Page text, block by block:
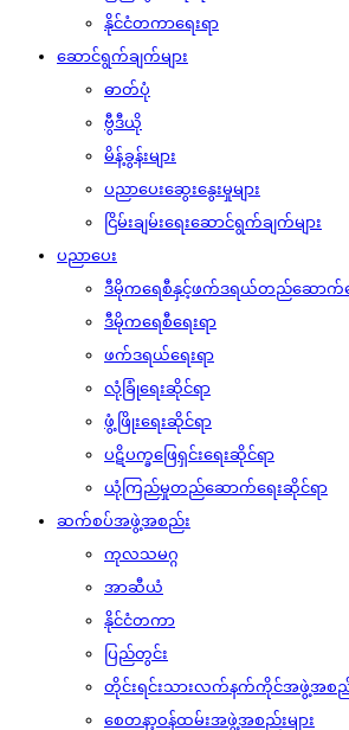
နိုင်ငံတကာရေးရာ
ဆောင်ရွက်ချက်များ
ဓာတ်ပုံ
ဗွီဒီယို
မိန့်ခွန်းများ
ပညာပေးဆွေးနွေးမှုများ
ငြိမ်းချမ်းရေးဆောင်ရွက်ချက်များ
ပညာပေး
ဒီမိုကရေစီနှင့်ဖက်ဒရယ်တည်ဆောက်‌ရေ
ဒီမိုကရေစီရေးရာ
ဖက်ဒရယ်ရေးရာ
လုံခြုံရေးဆိုင်ရာ
ဖွံ့ဖြိုးရေးဆိုင်ရာ
ပဋိပက္ခဖြေရှင်းရေးဆိုင်ရာ
ယုံကြည်မှုတည်ဆောက်ရေးဆိုင်ရာ
ဆက်စပ်အဖွဲ့အစည်း
ကုလသမဂ္ဂ
အာဆီယံ
နိုင်ငံတကာ
ပြည်တွင်း
တိုင်းရင်းသားလက်နက်ကိုင်အဖွဲ့အစည်း
စေတနာ့ဝန်ထမ်းအဖွဲ့အစည်းများ